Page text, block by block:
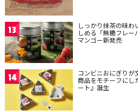
13 しっかり抹茶の味
しめる「無糖フレー
マンゴー新発売
14 コンビニおにぎりが
商品をモチーフにし
ート』誕生